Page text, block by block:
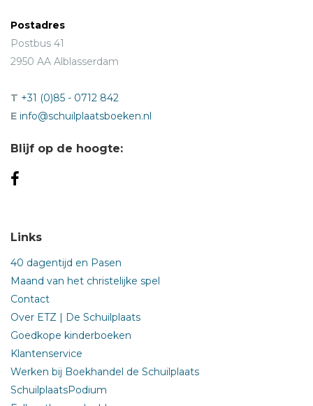
Postadres
Postbus 41
2950 AA Alblasserdam
T +31 (0)85 - 0712 842
E info@schuilplaatsboeken.nl
Blijf op de hoogte:
Links
40 dagentijd en Pasen
Maand van het christelijke spel
Contact
Over ETZ | De Schuilplaats
Goedkope kinderboeken
Klantenservice
Werken bij Boekhandel de Schuilplaats
SchuilplaatsPodium